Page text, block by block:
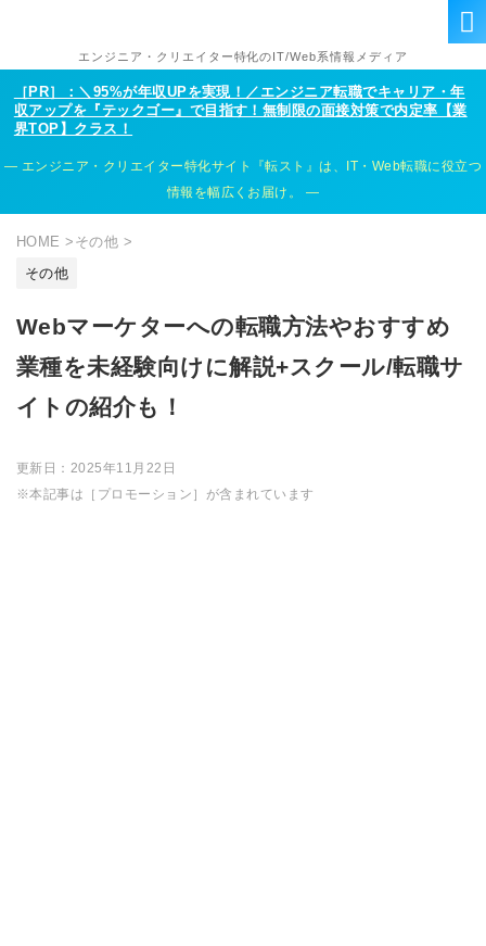
エンジニア・クリエイター特化のIT/Web系情報メディア
［PR］：＼95%が年収UPを実現！／エンジニア転職でキャリア・年
収アップを『テックゴー』で目指す！無制限の面接対策で内定率【業
界TOP】クラス！
エンジニア・クリエイター特化サイト『転スト』は、IT・Web転職に役立つ
情報を幅広くお届け。
HOME > その他 >
その他
Webマーケターへの転職方法やおすすめ
業種を未経験向けに解説+スクール/転職サ
イトの紹介も！
更新日： 2025年11月22日
※本記事は［プロモーション］が含まれています